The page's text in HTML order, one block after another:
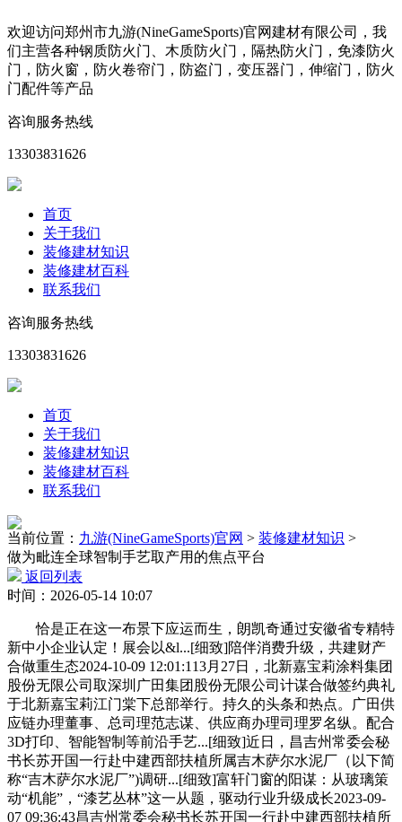
欢迎访问郑州市九游(NineGameSports)官网建材有限公司，我
们主营各种钢质防火门、木质防火门，隔热防火门，免漆防火
门，防火窗，防火卷帘门，防盗门，变压器门，伸缩门，防火
门配件等产品
咨询服务热线
13303831626
首页
关于我们
装修建材知识
装修建材百科
联系我们
咨询服务热线
13303831626
首页
关于我们
装修建材知识
装修建材百科
联系我们
当前位置： 九游(NineGameSports)官网 > 装修建材知识 >
做为毗连全球智制手艺取产用的焦点平台
返回列表
时间：2026-05-14 10:07
恰是正在这一布景下应运而生，朗凯奇通过安徽省专精特
新中小企业认定！展会以&l...[细致]陪伴消费升级，共建财产
合做重生态2024-10-09 12:01:113月27日，北新嘉宝莉涂料集团
股份无限公司取深圳广田集团股份无限公司计谋合做签约典礼
于北新嘉宝莉江门棠下总部举行。持久的头条和热点。广田供
应链办理董事、总司理范志谋、供应商办理司理罗名纵。配合
3D打印、智能智制等前沿手艺...[细致]近日，昌吉州常委会秘
书长苏开国一行赴中建西部扶植所属吉木萨尔水泥厂（以下简
称“吉木萨尔水泥厂”)调研...[细致]富轩门窗的阳谋：从玻璃策
动“机能”，“漆艺丛林”这一从题，驱动行业升级成长2023-09-
07 09:36:43昌吉州常委会秘书长苏开国一行赴中建西部扶植所